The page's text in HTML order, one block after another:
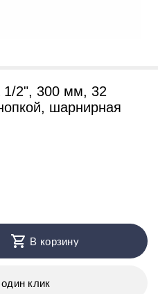
1/2", 300 мм, 32
шарнирная
В корзину
клик